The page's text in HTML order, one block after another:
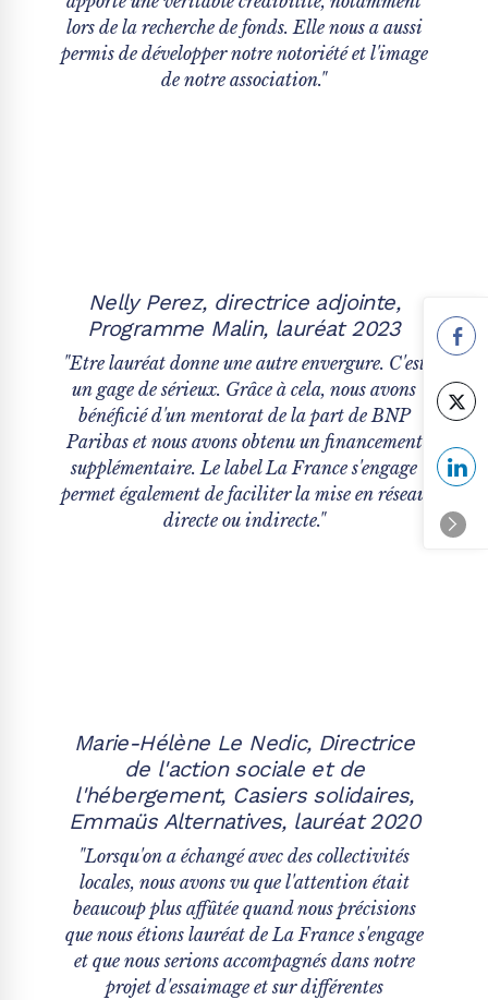
lors de la recherche de fonds. Elle nous a aussi
permis de développer notre notoriété et l'image
de notre association."
Nelly Perez, directrice adjointe,
Programme Malin, lauréat 2023
"Etre lauréat donne une autre envergure. C'est
un gage de sérieux. Grâce à cela, nous avons
bénéficié d'un mentorat de la part de BNP
Paribas et nous avons obtenu un financement
supplémentaire. Le label La France s'engage
permet également de faciliter la mise en réseau
directe ou indirecte."
Marie-Hélène Le Nedic, Directrice
de l'action sociale et de
l'hébergement, Casiers solidaires,
Emmaüs Alternatives, lauréat 2020
"Lorsqu'on a échangé avec des collectivités
locales, nous avons vu que l'attention était
beaucoup plus affûtée quand nous précisions
que nous étions lauréat de La France s'engage
et que nous serions accompagnés dans notre
projet d'essaimage et sur différentes